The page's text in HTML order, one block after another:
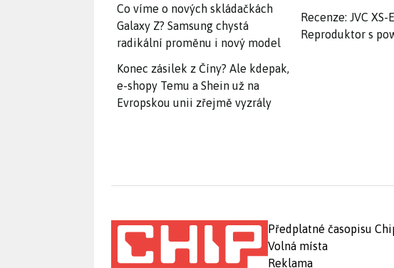
Co víme o nových skládačkách
Galaxy Z? Samsung chystá
radikální proměnu i nový model
Konec zásilek z Číny? Ale kdepak,
e-shopy Temu a Shein už na
Evropskou unii zřejmě vyzrály
Recenze: JVC XS-
Reproduktor s
Předplatné časopisu
Volná místa
Reklama